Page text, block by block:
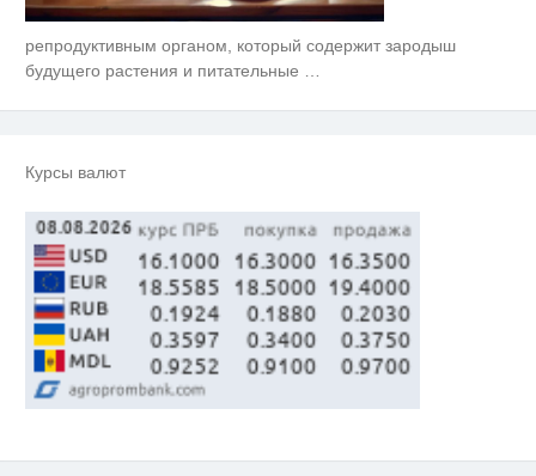
репродуктивным органом, который содержит зародыш
будущего растения и питательные …
Курсы валют
i
Ржу не переставая, это видео
пересмотришь не раз
Кличко: это настоящий вызов